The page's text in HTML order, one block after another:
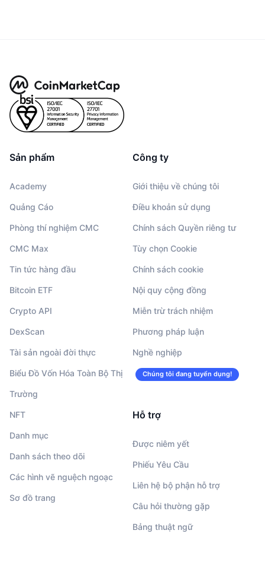
Sản phẩm
Academy
Quảng Cáo
Phòng thí nghiệm CMC
CMC Max
Tin tức hàng đầu
Bitcoin ETF
Crypto API
DexScan
Tài sản ngoài đời thực
Biểu Đồ Vốn Hóa Toàn Bộ Thị
Trường
NFT
Danh mục
Danh sách theo dõi
Các hình vẽ nguệch ngoạc
Sơ đồ trang
Công ty
Giới thiệu về chúng tôi
Điều khoản sử dụng
Chính sách Quyền riêng tư
Tùy chọn Cookie
Chính sách cookie
Nội quy cộng đồng
Miễn trừ trách nhiệm
Phương pháp luận
Nghề nghiệp
Chúng tôi đang tuyển dụng!
Hỗ trợ
Được niêm yết
Phiếu Yêu Cầu
Liên hệ bộ phận hỗ trợ
Câu hỏi thường gặp
Bảng thuật ngữ